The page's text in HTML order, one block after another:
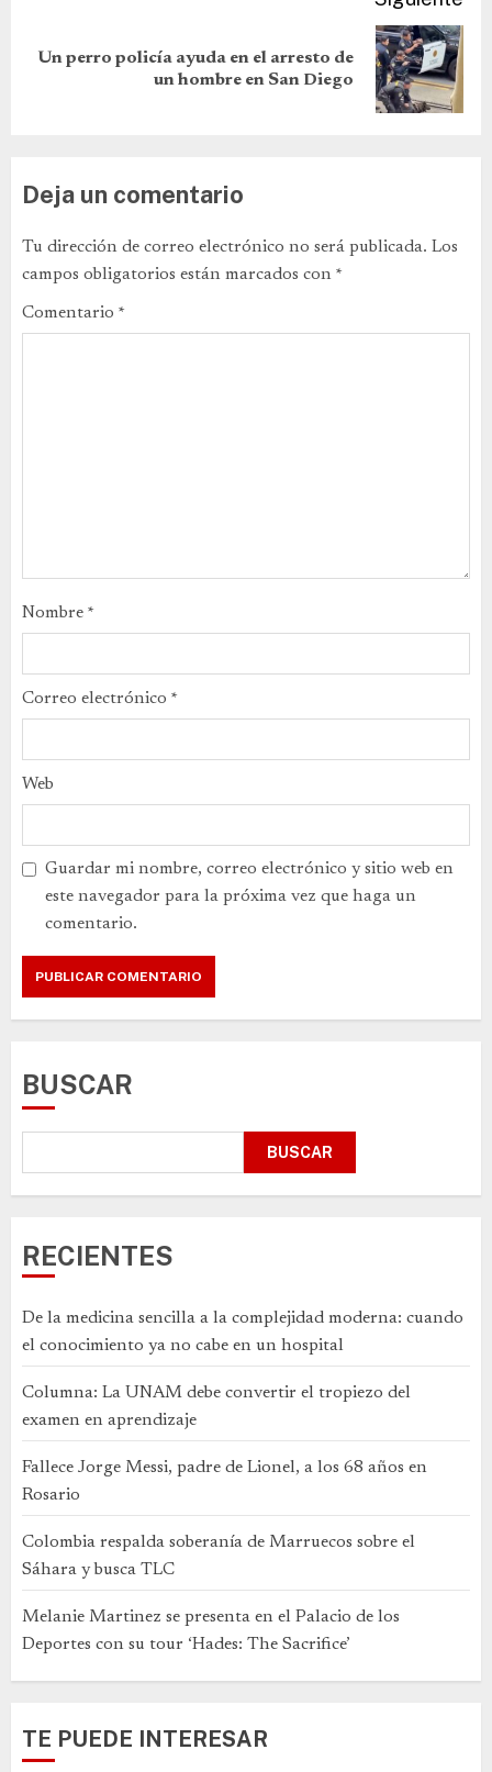
Un perro policía ayuda en el arresto de
un hombre en San Diego
Deja un comentario
Tu dirección de correo electrónico no será publicada. Los
campos obligatorios están marcados con *
Comentario *
Nombre *
Correo electrónico *
Web
Guardar mi nombre, correo electrónico y sitio web en
este navegador para la próxima vez que haga un
comentario.
BUSCAR
BUSCAR
RECIENTES
De la medicina sencilla a la complejidad moderna: cuando
el conocimiento ya no cabe en un hospital
Columna: La UNAM debe convertir el tropiezo del
examen en aprendizaje
Fallece Jorge Messi, padre de Lionel, a los 68 años en
Rosario
Colombia respalda soberanía de Marruecos sobre el
Sáhara y busca TLC
Melanie Martinez se presenta en el Palacio de los
Deportes con su tour ‘Hades: The Sacrifice’
TE PUEDE INTERESAR